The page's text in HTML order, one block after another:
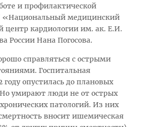
и профилактической
«Национальный медицинский
центр кардиологии им. ак. Е.И.
России Нана Погосова.
справляться с острыми
Госпитальная
году опустилась до плановых
умирают люди не от острых
патологий. Из них
вносит ишемическая